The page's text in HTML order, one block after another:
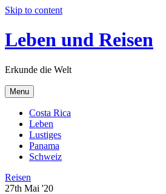
Skip to content
Leben und Reisen
Erkunde die Welt
Menu
Costa Rica
Leben
Lustiges
Panama
Schweiz
Reisen
27th Mai '20